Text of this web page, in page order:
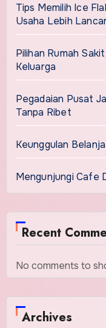
Tips Memilih Ice
Usaha Lebih
Pilihan Rumah
Keluarga
Pegadaian Pusat
Tanpa Ribet
Keunggulan
Mengunjungi Cafe
Recent
No comments to
Archives